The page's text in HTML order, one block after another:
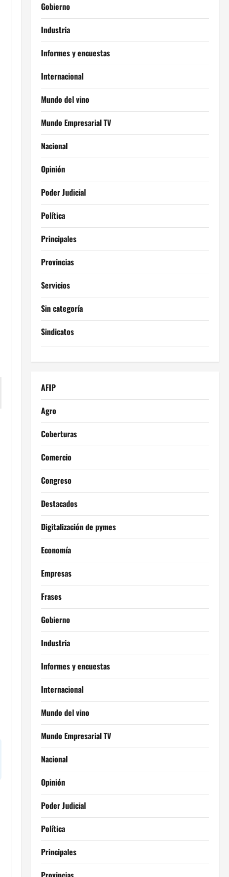
Gobierno
Industria
Informes y encuestas
Internacional
Mundo del vino
Mundo Empresarial TV
Nacional
Opinión
Poder Judicial
Política
Principales
Provincias
Servicios
Sin categoría
Sindicatos
AFIP
Agro
Coberturas
Comercio
Congreso
Destacados
Digitalización de pymes
Economía
Empresas
Frases
Gobierno
Industria
Informes y encuestas
Internacional
Mundo del vino
Mundo Empresarial TV
Nacional
Opinión
Poder Judicial
Política
Principales